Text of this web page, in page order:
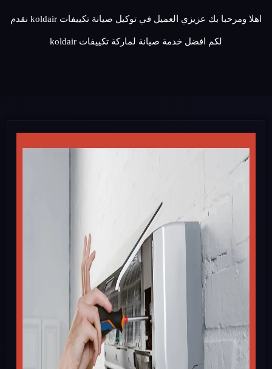
اهلا ومرحبا بك عزيزي العميل في توكيل صيانة تكييفات koldair نقدم
لكم افضل خدمة صيانة لماركة تكييفات koldair